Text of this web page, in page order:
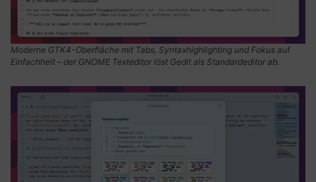
Moderne GTK4-Oberfläche mit Tabs, Syntaxhighlighting und Fokus auf
Einfachheit – der GNOME Texteditor löst Gedit als Standardeditor ab.